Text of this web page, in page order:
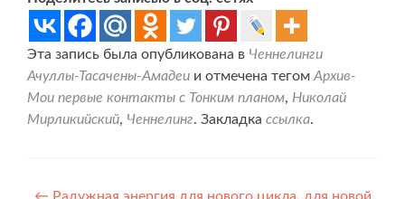
Эта запись была опубликована в Ченнелинги
Ачуллы-Тасачены-Амадеи и отмечена тегомАрхив-
Мои первые контакты с Тонким планом, Николай
Мирликийский, Ченнелинг. Закладка ссылка.